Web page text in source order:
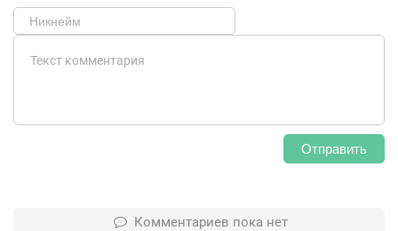
Отправить
Комментариев пока нет